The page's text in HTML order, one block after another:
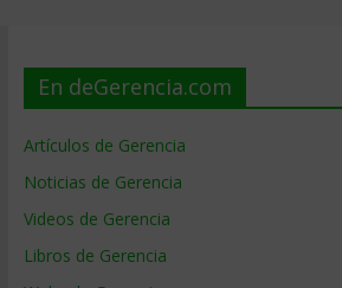
En deGerencia.com
Artículos de Gerencia
Noticias de Gerencia
Videos de Gerencia
Libros de Gerencia